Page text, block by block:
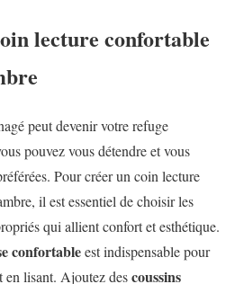
lecture confortable
peut devenir votre refuge
pouvez vous détendre et vous
Pour créer un coin lecture
il est essentiel de choisir les
qui allient confort et esthétique.
confortableest indispensable pour
en lisant. Ajoutez descoussins